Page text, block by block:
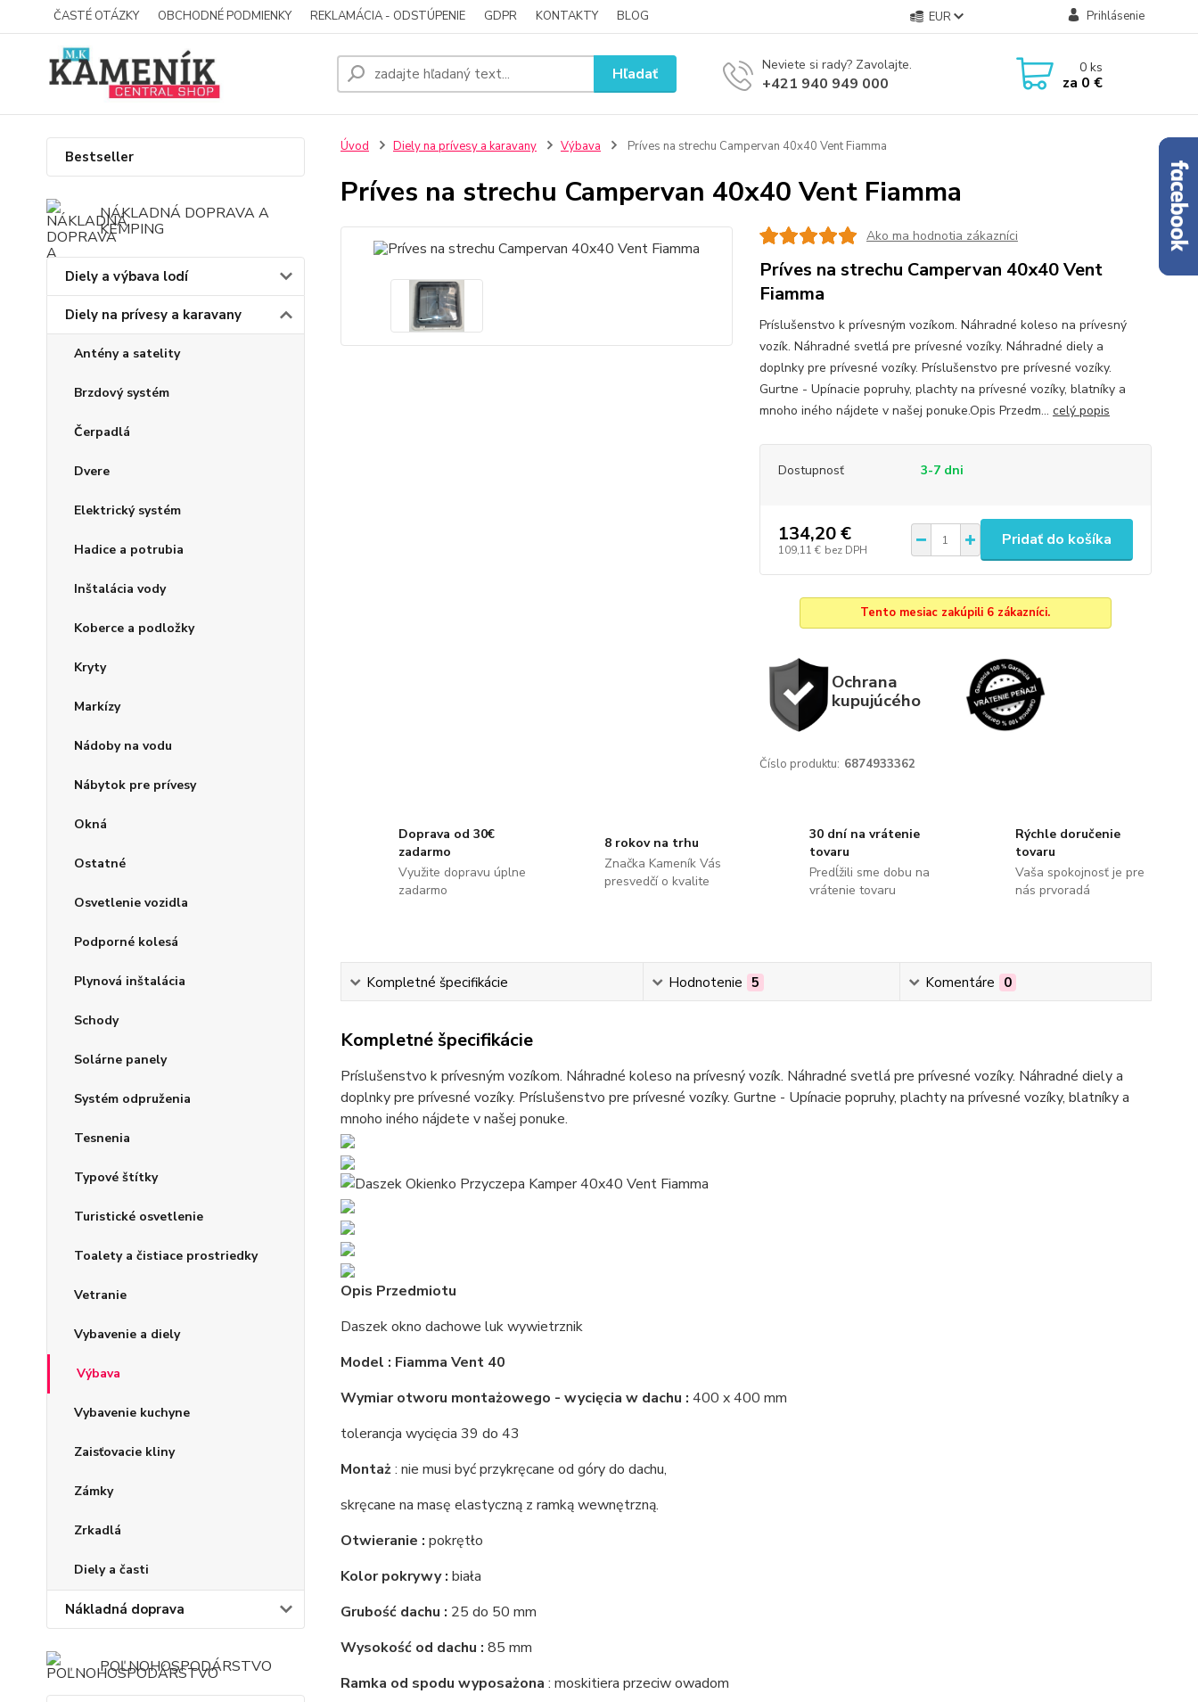
ČASTÉ OTÁZKY OBCHODNÉ PODMIENKY REKLAMÁCIA - ODSTÚPENIE GDPR KONTAKTY BLOG EUR Prihlásenie
Hľadať Neviete si rady? Zavolajte.
+421 940 949 000
0ks
za 0 €
Bestseller
NÁKLADNÁ DOPRAVA A
KEMPING
Diely a výbava lodí
Diely na prívesy a karavany
Antény a satelity
Brzdový systém
Čerpadlá
Dvere
Elektrický systém
Hadice a potrubia
Inštalácia vody
Koberce a podložky
Kryty
Markízy
Nádoby na vodu
Nábytok pre prívesy
Okná
Ostatné
Osvetlenie vozidla
Podporné kolesá
Plynová inštalácia
Schody
Solárne panely
Systém odpruženia
Tesnenia
Typové štítky
Turistické osvetlenie
Toalety a čistiace prostriedky
Vetranie
Vybavenie a diely
Výbava
Vybavenie kuchyne
Zaisťovacie kliny
Zámky
Zrkadlá
Diely a časti
Nákladná doprava
POĽNOHOSPODÁRSTVO
Úvod Diely na prívesy a karavany Výbava Príves na strechu Campervan 40x40 Vent Fiamma
Príves na strechu Campervan 40x40 Vent Fiamma
Ako ma hodnotia zákazníci
Príves na strechu Campervan 40x40 Vent
Fiamma
Príslušenstvo k prívesným vozíkom. Náhradné koleso na prívesný
vozík. Náhradné svetlá pre prívesné vozíky. Náhradné diely a
doplnky pre prívesné vozíky. Príslušenstvo pre prívesné vozíky.
Gurtne - Upínacie popruhy, plachty na prívesné vozíky, blatníky a
mnoho iného nájdete v našej ponuke.Opis Przedm... celý popis
Dostupnosť 3-7 dni
134,20 €
109,11 € bez DPH
Pridať do košíka
Tento mesiac zakúpili 6 zákazníci.
Ochrana
kupujúcého
Číslo produktu: 6874933362
Doprava od 30€
zadarmo
Využite dopravu úplne
zadarmo
8 rokov na trhu
Značka Kameník Vás
presvedčí o kvalite
30 dní na vrátenie
tovaru
Predĺžili sme dobu na
vrátenie tovaru
Rýchle doručenie
tovaru
Vaša spokojnosť je pre
nás prvoradá
Kompletné špecifikácie Hodnotenie 5 Komentáre 0
Kompletné špecifikácie
Príslušenstvo k prívesným vozíkom. Náhradné koleso na prívesný vozík. Náhradné svetlá pre prívesné vozíky. Náhradné diely a
doplnky pre prívesné vozíky. Príslušenstvo pre prívesné vozíky. Gurtne - Upínacie popruhy, plachty na prívesné vozíky, blatníky a
mnoho iného nájdete v našej ponuke.
Opis Przedmiotu
Daszek okno dachowe luk wywietrznik
Model : Fiamma Vent 40
Wymiar otworu montażowego - wycięcia w dachu : 400 x 400 mm
tolerancja wycięcia 39 do 43
Montaż: nie musi być przykręcane od góry do dachu,
skręcane na masę elastyczną z ramką wewnętrzną.
Otwieranie : pokrętło
Kolor pokrywy : biała
Grubość dachu : 25 do 50 mm
Wysokość od dachu : 85 mm
Ramka od spodu wyposażona : moskitiera przeciw owadom